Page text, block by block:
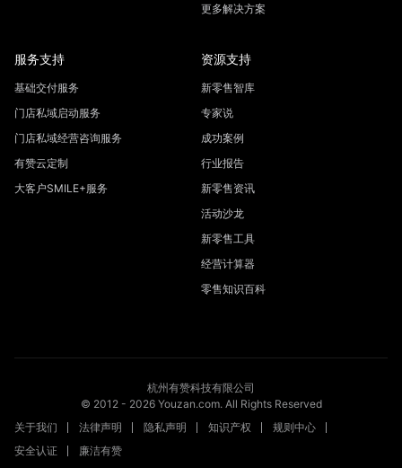
更多解决方案
服务支持
基础交付服务
门店私域启动服务
门店私域经营咨询服务
有赞云定制
大客户SMILE+服务
资源支持
新零售智库
专家说
成功案例
行业报告
新零售资讯
活动沙龙
新零售工具
经营计算器
零售知识百科
杭州有赞科技有限公司
© 2012 - 2026Youzan.com. All Rights Reserved
关于我们
法律声明 隐私声明 知识产权
规则中心
安全认证
廉洁有赞